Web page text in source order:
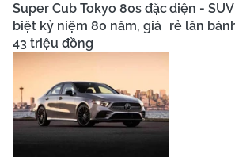
Super Cub Tokyo 80s đặc
biệt kỷ niệm 80 năm, giá
43 triệu đồng
diện -
rẻ lăn